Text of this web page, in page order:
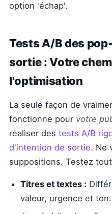
option 'échap'.
Tests A/B des
sortie : Votre
l'optimisation
La seule façon de
fonctionne pour votre
réaliser des tests A/B
d'intention de sortie. Ne
suppositions. Testez
Titres et textes :
valeur, urgence et ton.